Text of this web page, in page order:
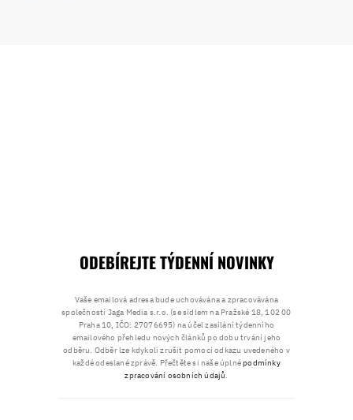
ODEBÍREJTE TÝDENNÍ NOVINKY
Vaše emailová adresa bude uchovávána a zpracovávána
společností Jaga Media s.r.o. (se sídlem na Pražské 18, 102 00
Praha 10, IČO: 27076695) na účel zasílání týdenního
emailového přehledu nových článků po dobu trvání jeho
odběru. Odběr lze kdykoli zrušit pomocí odkazu uvedeného v
každé odeslané zprávě. Přečtěte si naše úplnépodmínky
zpracování osobních údajů.